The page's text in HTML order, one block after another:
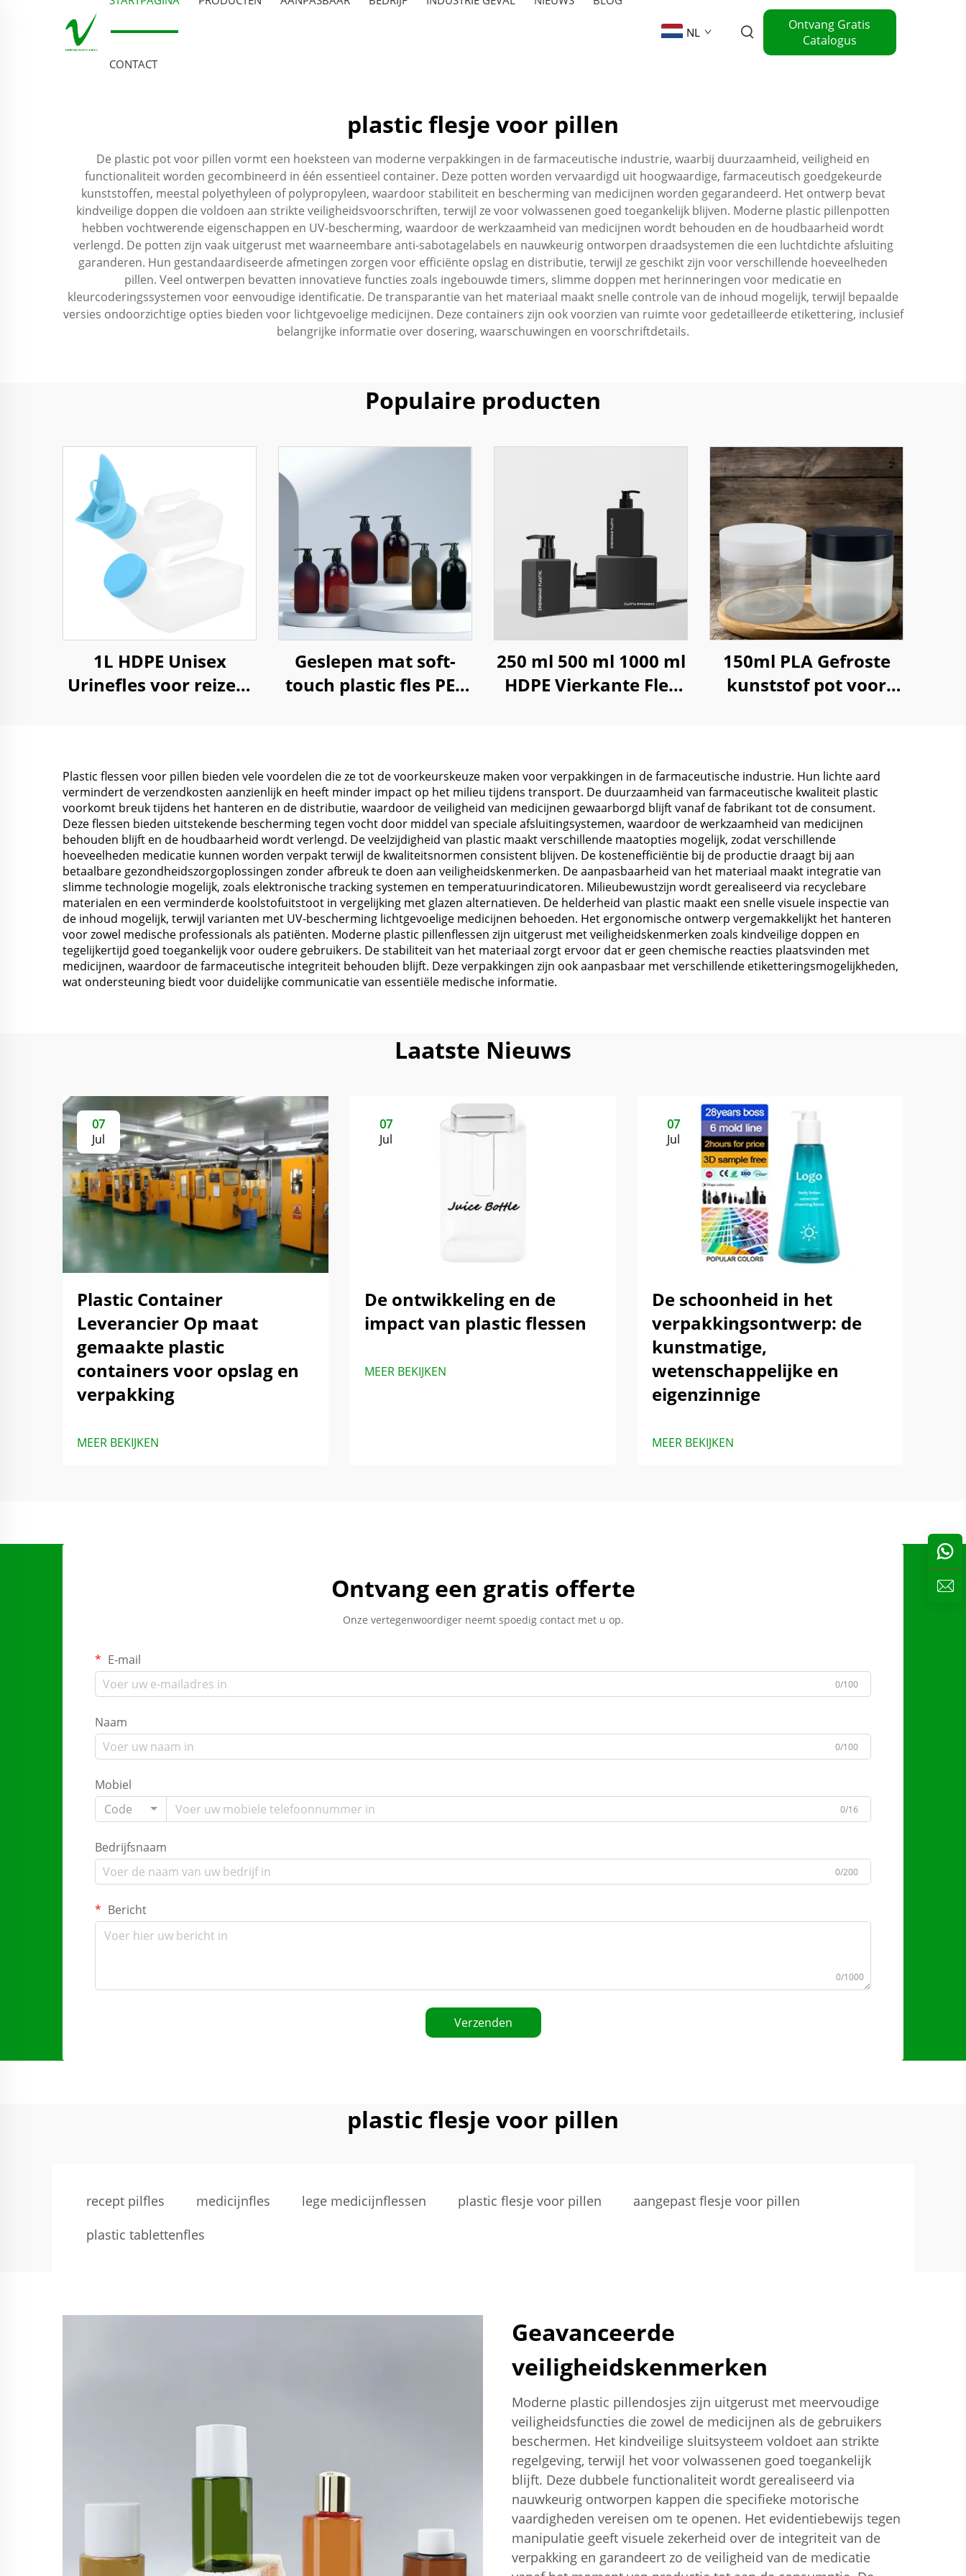
CONTACT
NL
Ontvang Gratis
Catalogus
plastic flesje voor pillen
De plastic pot voor pillen vormt een hoeksteen van moderne verpakkingen in de farmaceutische industrie, waarbij duurzaamheid, veiligheid en
functionaliteit worden gecombineerd in één essentieel container. Deze potten worden vervaardigd uit hoogwaardige, farmaceutisch goedgekeurde
kunststoffen, meestal polyethyleen of polypropyleen, waardoor stabiliteit en bescherming van medicijnen worden gegarandeerd. Het ontwerp bevat
kindveilige doppen die voldoen aan strikte veiligheidsvoorschriften, terwijl ze voor volwassenen goed toegankelijk blijven. Moderne plastic pillenpotten
hebben vochtwerende eigenschappen en UV-bescherming, waardoor de werkzaamheid van medicijnen wordt behouden en de houdbaarheid wordt
verlengd. De potten zijn vaak uitgerust met waarneembare anti-sabotagelabels en nauwkeurig ontworpen draadsystemen die een luchtdichte afsluiting
garanderen. Hun gestandaardiseerde afmetingen zorgen voor efficiënte opslag en distributie, terwijl ze geschikt zijn voor verschillende hoeveelheden
pillen. Veel ontwerpen bevatten innovatieve functies zoals ingebouwde timers, slimme doppen met herinneringen voor medicatie en
kleurcoderingssystemen voor eenvoudige identificatie. De transparantie van het materiaal maakt snelle controle van de inhoud mogelijk, terwijl bepaalde
versies ondoorzichtige opties bieden voor lichtgevoelige medicijnen. Deze containers zijn ook voorzien van ruimte voor gedetailleerde etikettering, inclusief
belangrijke informatie over dosering, waarschuwingen en voorschriftdetails.
Populaire producten
1L HDPE Unisex
Urinefles voor reizen,
Geslepen mat soft-
touch plastic fles PET
250 ml 500 ml 1000 ml
HDPE Vierkante Fles
150ml PLA Gefroste
kunststof pot voor
Plastic flessen voor pillen bieden vele voordelen die ze tot de voorkeurskeuze maken voor verpakkingen in de farmaceutische industrie. Hun lichte aard
vermindert de verzendkosten aanzienlijk en heeft minder impact op het milieu tijdens transport. De duurzaamheid van farmaceutische kwaliteit plastic
voorkomt breuk tijdens het hanteren en de distributie, waardoor de veiligheid van medicijnen gewaarborgd blijft vanaf de fabrikant tot de consument.
Deze flessen bieden uitstekende bescherming tegen vocht door middel van speciale afsluitingsystemen, waardoor de werkzaamheid van medicijnen
behouden blijft en de houdbaarheid wordt verlengd. De veelzijdigheid van plastic maakt verschillende maatopties mogelijk, zodat verschillende
hoeveelheden medicatie kunnen worden verpakt terwijl de kwaliteitsnormen consistent blijven. De kostenefficiëntie bij de productie draagt bij aan
betaalbare gezondheidszorgoplossingen zonder afbreuk te doen aan veiligheidskenmerken. De aanpasbaarheid van het materiaal maakt integratie van
slimme technologie mogelijk, zoals elektronische tracking systemen en temperatuurindicatoren. Milieubewustzijn wordt gerealiseerd via recyclebare
materialen en een verminderde koolstofuitstoot in vergelijking met glazen alternatieven. De helderheid van plastic maakt een snelle visuele inspectie van
de inhoud mogelijk, terwijl varianten met UV-bescherming lichtgevoelige medicijnen behoeden. Het ergonomische ontwerp vergemakkelijkt het hanteren
voor zowel medische professionals als patiënten. Moderne plastic pillenflessen zijn uitgerust met veiligheidskenmerken zoals kindveilige doppen en
tegelijkertijd goed toegankelijk voor oudere gebruikers. De stabiliteit van het materiaal zorgt ervoor dat er geen chemische reacties plaatsvinden met
medicijnen, waardoor de farmaceutische integriteit behouden blijft. Deze verpakkingen zijn ook aanpasbaar met verschillende etiketteringsmogelijkheden,
wat ondersteuning biedt voor duidelijke communicatie van essentiële medische informatie.
Laatste Nieuws
07
Jul
Plastic Container
Leverancier Op maat
gemaakte plastic
containers voor opslag en
verpakking
MEER BEKIJKEN
07
Jul
De ontwikkeling en de
impact van plastic flessen
MEER BEKIJKEN
07
Jul
De schoonheid in het
verpakkingsontwerp: de
kunstmatige,
wetenschappelijke en
eigenzinnige
MEER BEKIJKEN
Ontvang een gratis offerte
Onze vertegenwoordiger neemt spoedig contact met u op.
E-mail
0/100
Naam
0/100
Mobiel
Code
0/16
Bedrijfsnaam
0/200
Bericht
0/1000
Verzenden
plastic flesje voor pillen
recept pilfles medicijnfles lege medicijnflessen plastic flesje voor pillen
aangepast flesje voor pillen
plastic tablettenfles
Geavanceerde
veiligheidskenmerken
Moderne plastic pillendosjes zijn uitgerust met meervoudige
veiligheidsfuncties die zowel de medicijnen als de gebruikers
beschermen. Het kindveilige sluitsysteem voldoet aan strikte
regelgeving, terwijl het voor volwassenen goed toegankelijk
blijft. Deze dubbele functionaliteit wordt gerealiseerd via
nauwkeurig ontworpen kappen die specifieke motorische
vaardigheden vereisen om te openen. Het evidentiebewijs tegen
manipulatie geeft visuele zekerheid over de integriteit van de
verpakking en garandeert zo de veiligheid van de medicatie